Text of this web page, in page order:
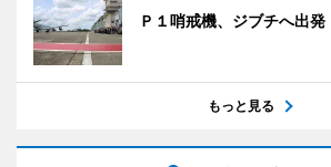
Ｐ１哨戒機、ジブチへ出発
もっと見る